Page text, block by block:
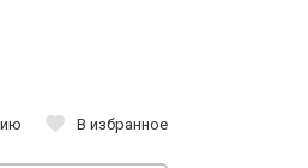
В избранное